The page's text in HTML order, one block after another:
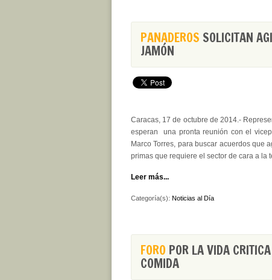
PANADEROS SOLICITAN
JAMÓN
Caracas, 17 de octubre de 2014.-
esperan una pronta reunión con el
Marco Torres, para buscar acuerdos que
primas que requiere el sector de cara a la
Leer más...
Categoría(s): Noticias al Día
FORO POR LA VIDA
COMIDA